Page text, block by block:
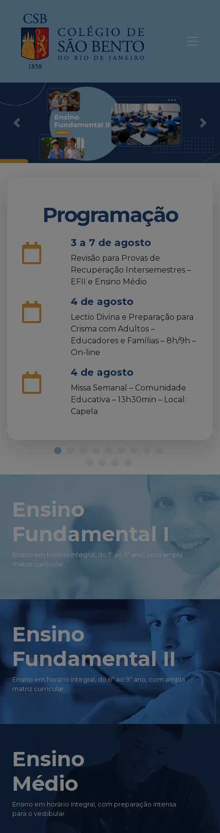
Previous
Programação
3 a 7 de agosto
Revisão para Provas de
Recuperação Intersemestres –
EFII e Ensino Médio
4 de agosto
Lectio Divina e Preparação para
Crisma com Adultos –
Educadores e Famílias – 8h/9h –
On-line
4 de agosto
Missa Semanal – Comunidade
Educativa – 13h30min – Local:
Capela
Ensino
Fundamental I
Ensino em horário integral, do 1º ao 5º ano, com ampla
matriz curricular.
Ensino
Fundamental II
Ensino em horário integral, do 6º ao 9º ano, com ampla
matriz curricular.
Ensino
Médio
Ensino em horário integral, com preparação intensa
para o vestibular.